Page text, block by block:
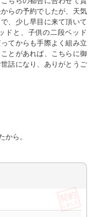
らの予約でしたが、天気
、少し早目に来て頂いて
ドと、子供の二段ベッド
てからも手際よく組み立
とがあれば、こちらに御
話になり、ありがとうご
から。